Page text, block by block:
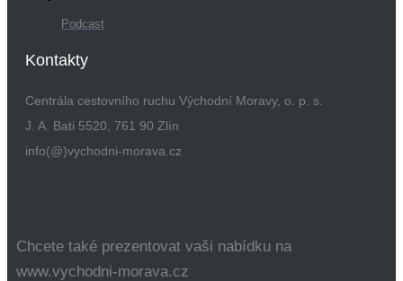
Podcast
Kontakty
Centrála cestovního ruchu Východní Moravy, o. p. s.
J. A. Bati 5520, 761 90 Zlín
info(@)vychodni-morava.cz
Chcete také prezentovat vaši nabídku na
www.vychodni-morava.cz